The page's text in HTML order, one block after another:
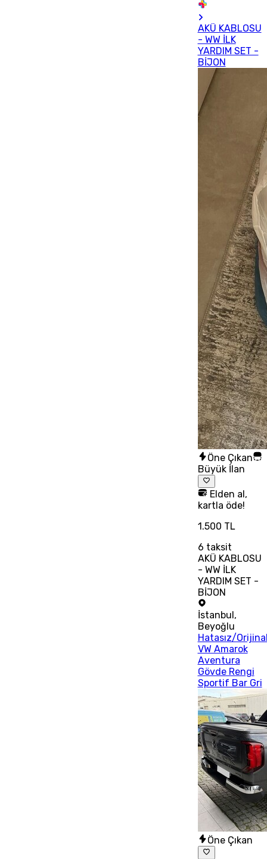
AKÜ KABLOSU
- WW İLK
YARDIM SET -
BİJON
Öne Çıkan
Büyük İlan
Elden al,
kartla öde!
1.500 TL
6 taksit
AKÜ KABLOSU
- WW İLK
YARDIM SET -
BİJON
İstanbul ,
Beyoğlu
Hatasız/
VW Amarok
Aventura
Gövde Rengi
Sportif Bar Gri
Öne Çıkan